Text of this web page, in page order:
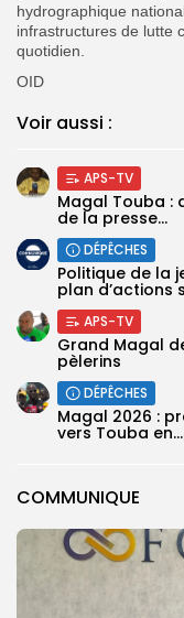
COMMUNIQUE
hydrographique
infrastructures de lutte
quotidien.
OID
Voir aussi :
APS-TV
Magal Touba :
de la presse...
DÉPÊCHES
Politique de la
plan d’actions
APS-TV
Grand Magal
pèlerins
DÉPÊCHES
Magal 2026 :
vers Touba en...